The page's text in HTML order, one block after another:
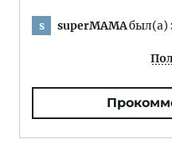
s superMAMAбыл(а)